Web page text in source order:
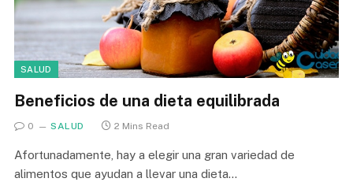
SALUD
Beneficios de una dieta equilibrada
0 SALUD 2 Mins Read
Afortunadamente, hay a elegir una gran variedad de
alimentos que ayudan a llevar una dieta…